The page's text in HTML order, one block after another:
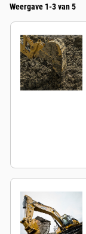
Weergave 1-3 van 5